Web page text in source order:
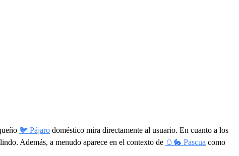
🐦 Pájaro doméstico mira directamente al usuario. En cuanto a los
Además, a menudo aparece en el contexto de 🥚🐇 Pascua como